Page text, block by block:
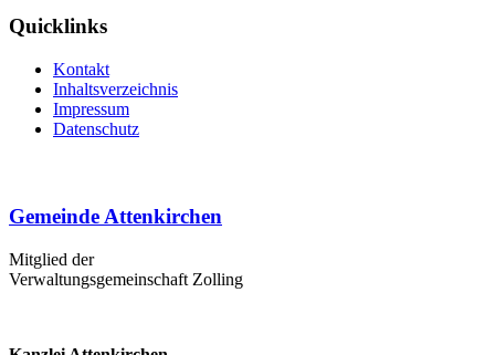
Quicklinks
Kontakt
Inhaltsverzeichnis
Impressum
Datenschutz
Gemeinde Attenkirchen
Mitglied der
Verwaltungsgemeinschaft Zolling